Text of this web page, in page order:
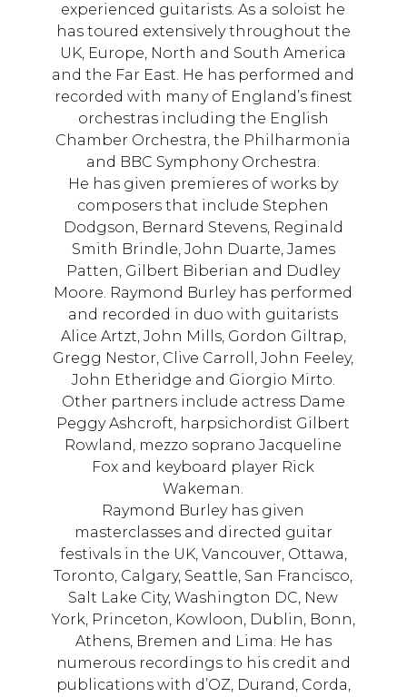
experienced guitarists. As a soloist he
has toured extensively throughout the
UK, Europe, North and South America
and the Far East. He has performed and
recorded with many of England’s finest
orchestras including the English
Chamber Orchestra, the Philharmonia
and BBC Symphony Orchestra.
He has given premieres of works by
composers that include Stephen
Dodgson, Bernard Stevens, Reginald
Smith Brindle, John Duarte, James
Patten, Gilbert Biberian and Dudley
Moore. Raymond Burley has performed
and recorded in duo with guitarists
Alice Artzt, John Mills, Gordon Giltrap,
Gregg Nestor, Clive Carroll, John Feeley,
John Etheridge and Giorgio Mirto.
Other partners include actress Dame
Peggy Ashcroft, harpsichordist Gilbert
Rowland, mezzo soprano Jacqueline
Fox and keyboard player Rick
Wakeman.
Raymond Burley has given
masterclasses and directed guitar
festivals in the UK, Vancouver, Ottawa,
Toronto, Calgary, Seattle, San Francisco,
Salt Lake City, Washington DC, New
York, Princeton, Kowloon, Dublin, Bonn,
Athens, Bremen and Lima. He has
numerous recordings to his credit and
publications with d’OZ, Durand, Corda,